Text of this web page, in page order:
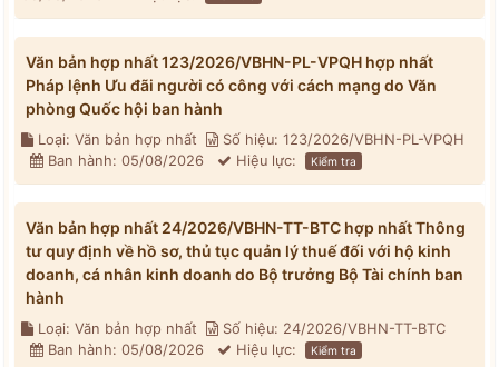
Văn bản hợp nhất 123/2026/VBHN-PL-VPQH hợp nhất
Pháp lệnh Ưu đãi người có công với cách mạng do Văn
phòng Quốc hội ban hành
Loại: Văn bản hợp nhất
Số hiệu: 123/2026/VBHN-PL-VPQH
Ban hành: 05/08/2026
Hiệu lực: Kiểm tra
Văn bản hợp nhất 24/2026/VBHN-TT-BTC hợp nhất Thông
tư quy định về hồ sơ, thủ tục quản lý thuế đối với hộ kinh
doanh, cá nhân kinh doanh do Bộ trưởng Bộ Tài chính ban
hành
Loại: Văn bản hợp nhất
Số hiệu: 24/2026/VBHN-TT-BTC
Ban hành: 05/08/2026
Hiệu lực: Kiểm tra